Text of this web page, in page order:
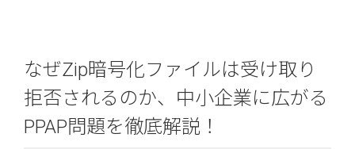
なぜZip暗号化ファイルは受け取り
拒否されるのか、中小企業に広がる
PPAP問題を徹底解説！